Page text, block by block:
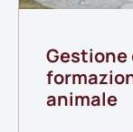
Gestione
animale